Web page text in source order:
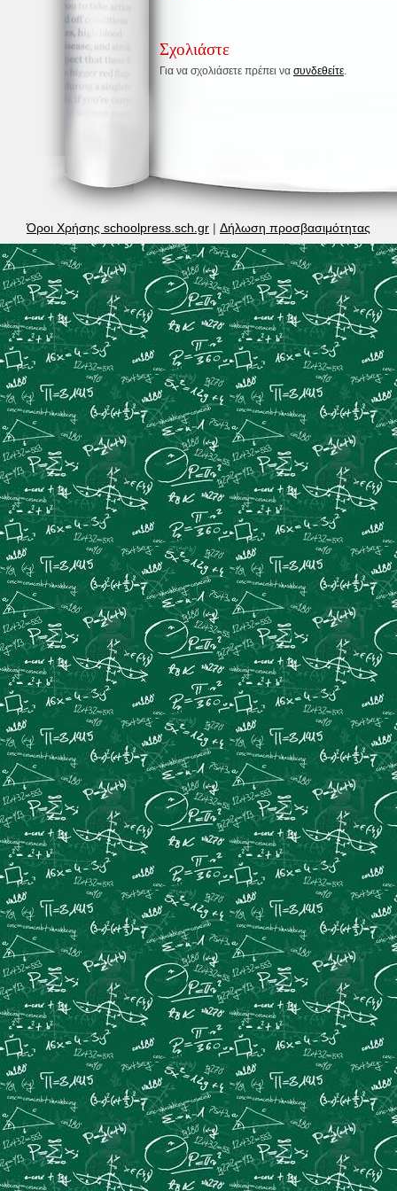
Σχολιάστε
Για να σχολιάσετε πρέπει να συνδεθείτε.
Όροι Χρήσης schoolpress.sch.gr | Δήλωση προσβασιμότητας